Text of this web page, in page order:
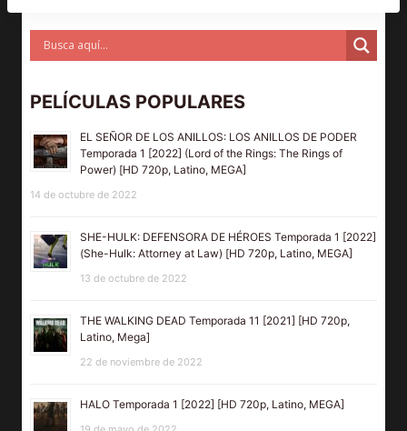
PELÍCULAS POPULARES
EL SEÑOR DE LOS ANILLOS: LOS ANILLOS DE PODER
Temporada 1 [2022] (Lord of the Rings: The Rings of
Power) [HD 720p, Latino, MEGA]
14 de octubre de 2022
SHE-HULK: DEFENSORA DE HÉROES Temporada 1 [2022]
(She-Hulk: Attorney at Law) [HD 720p, Latino, MEGA]
13 de octubre de 2022
THE WALKING DEAD Temporada 11 [2021] [HD 720p,
Latino, Mega]
22 de noviembre de 2022
HALO Temporada 1 [2022] [HD 720p, Latino, MEGA]